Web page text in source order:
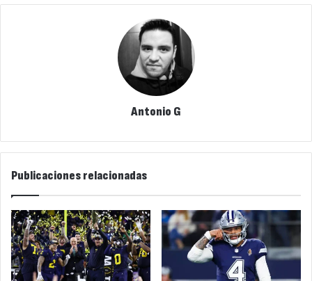
Antonio G
Publicaciones relacionadas